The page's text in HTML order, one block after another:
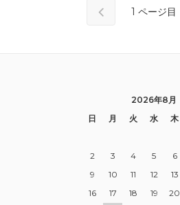
1 ページ目
2026年8月
日
月 火 水 木
2
3 4 5 6
9
10 11 12 13
16
17 18 19 20